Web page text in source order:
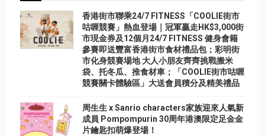
香港街市聯乘24/7 FITNESS「COOLIE街市
咕喱競賽」熱血登場｜冠軍贏走HK$3,000街
市現金券及12個月24/7 FITNESS 健身會籍
參賽即送豐富香港街市食材禮品包；彩明街
市化身競賽場地 大人小朋友齊齊挑戰搬米
袋、托冬瓜、推食材車；「COOLIE街市咕喱
競賽關卡體驗區」大送會員積分及精美禮品
周生生 x Sanrio characters家族迎來人氣新
成員 Pompompurin 30周年港澳限定足金金
片鑰匙扣萌爆登場！